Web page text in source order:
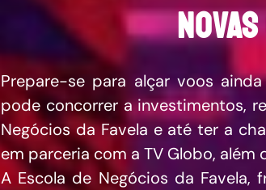
Prepare-se para alçar voos
pode concorrer a investimentos,
Negócios da Favela e até ter a
em parceria com a TV Globo, além
A Escola de Negócios da Favela,